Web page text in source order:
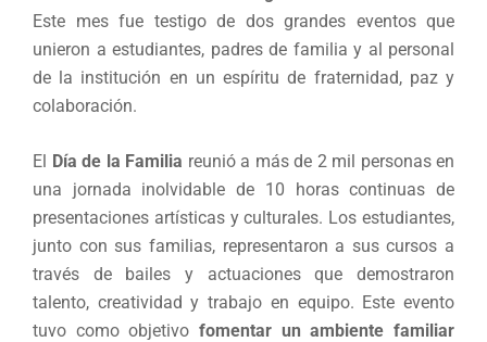
Este mes fue testigo de dos grandes eventos que
unieron a estudiantes, padres de familia y al personal
de la institución en un espíritu de fraternidad, paz y
colaboración.
El Día de la Familia reunió a más de 2 mil personas en
una jornada inolvidable de 10 horas continuas de
presentaciones artísticas y culturales. Los estudiantes,
junto con sus familias, representaron a sus cursos a
través de bailes y actuaciones que demostraron
talento, creatividad y trabajo en equipo. Este evento
tuvo como objetivo fomentar un ambiente familiar